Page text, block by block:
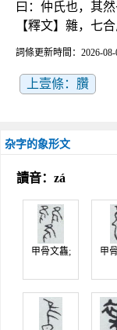
曰：仲氏也，其然
【釋文】雜，七
詞條更新時間：2026-08-
上壹條：臢
杂字的象形文
讀音：zá
甲骨文雥; 甲